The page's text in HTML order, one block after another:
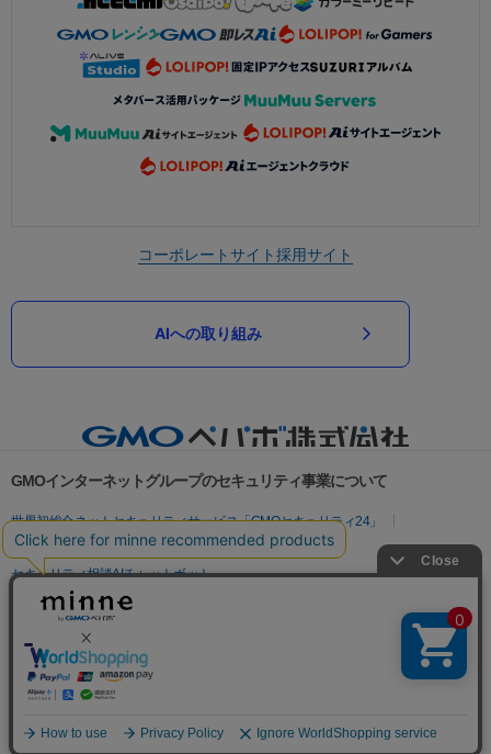
コーポレートサイト採用サイト
AIへの取り組み
GMOインターネットグループのセキュリティ事業について
世界初総合ネットセキュリティサービス「GMOセキュリティ24」
パスワード漏洩診断
Webサイトリスク診断
セキュリティ相談AIチャットボット
実在証明・盗聴対策
サイバー攻撃対策（GMO Flatt Security）
セキュリティ事業の軌跡